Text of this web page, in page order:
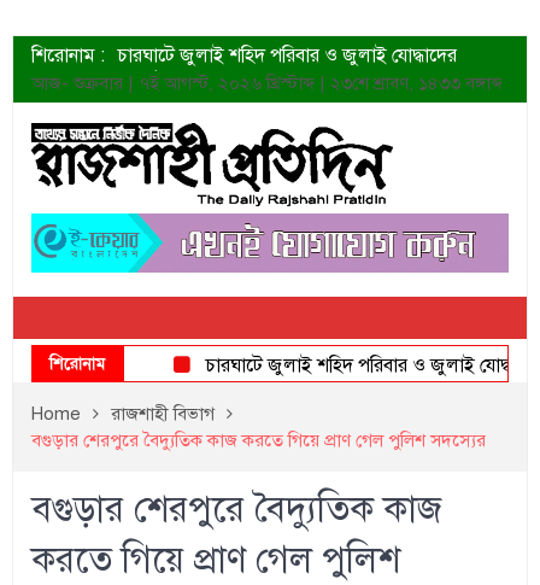
শিরোনাম : চারঘাটে জুলাই শহিদ পরিবার ও জুলাই যোদ্ধাদের
সংবর্ধনা
শহীদদের প্রত্যাশা এখনো পূরণ হয়নি: ডা. শফিকুর রহমান
ত্বক ভালো রাখতে যে ৫ কাজ করবেন
জুলাই স্মৃতি জাদুঘরের দুয়ার খুলেছে উদ্বোধন করলেন
প্রধানমন্ত্রী
শাহরুখের নতুন সিনেমার লুক
কোয়ার্টার ফাইনালে নেইমারের দুর্দান্ত অ্যাসিস্টে সান্তোস
ডেনিস লিয়ামিন রাশিয়ার ড্রোন বাহিনীর প্রধান হলেন
জুলাই শহিদদের আত্মত্যাগ জাতি চিরকাল শ্রদ্ধার সাথে
আজ- শুক্রবার | ৭ই আগস্ট, ২০২৬ খ্রিস্টাব্দ | ২৩শে শ্রাবণ, ১৪৩৩ বঙ্গাব্দ
শিরোনাম চারঘাটে জুলাই শহিদ পরিবার ও জুলাই যোদ্ধাদের
Home
রাজশাহী বিভাগ
বগুড়ার শেরপুরে বৈদ্যুতিক কাজ করতে গিয়ে প্রাণ গেল পুলিশ সদস্যের
বগুড়ার শেরপুরে বৈদ্যুতিক কাজ
করতে গিয়ে প্রাণ গেল পুলিশ